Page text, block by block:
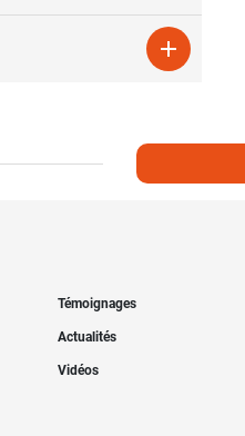

Témoignages
Actualités
Vidéos